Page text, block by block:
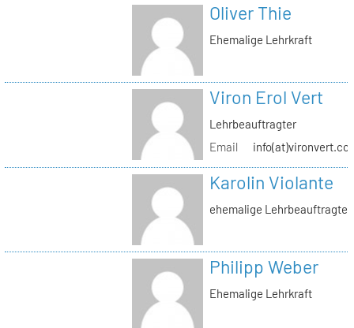
Oliver Thie
Ehemalige Lehrkraft
Viron Erol Vert
Lehrbeauftragter
Email
Karolin Violante
ehemalige Lehrbeauftragte
Philipp Weber
Ehemalige Lehrkraft